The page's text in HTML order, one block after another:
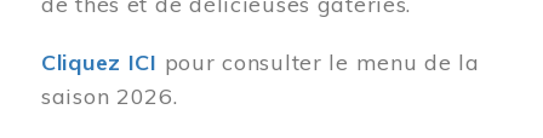
Cliquez ICI pour consulter le menu de la
saison 2026.